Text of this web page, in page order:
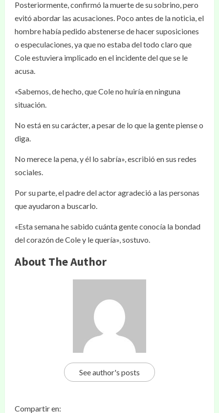
Posteriormente, confirmó la muerte de su sobrino, pero
evitó abordar las acusaciones. Poco antes de la noticia, el
hombre había pedido abstenerse de hacer suposiciones
o especulaciones, ya que no estaba del todo claro que
Cole estuviera implicado en el incidente del que se le
acusa.
«Sabemos, de hecho, que Cole no huiría en ninguna
situación.
No está en su carácter, a pesar de lo que la gente piense o
diga.
No merece la pena, y él lo sabría», escribió en sus redes
sociales.
Por su parte, el padre del actor agradeció a las personas
que ayudaron a buscarlo.
«Esta semana he sabido cuánta gente conocía la bondad
del corazón de Cole y le quería», sostuvo.
About The Author
See author's posts
Compartir en: